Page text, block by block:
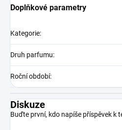
Doplňkové parametry
Kategorie:
Druh parfumu:
Roční období:
Diskuze
Buďte první, kdo napíše příspěvek k